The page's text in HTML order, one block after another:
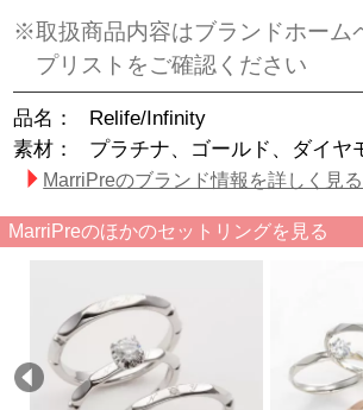
※取扱商品内容はブランドホーム
プリストをご確認ください
品名：
Relife/Infinity
素材：
プラチナ、ゴールド、ダイヤ
MarriPreのブランド情報を詳しく見る
MarriPreのほかのセットリングを見る